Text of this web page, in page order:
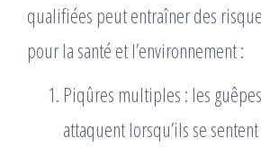
qualifiées peut entraîner des
pour la santé et l’environnement :
Piqûres multiples : les
attaquent lorsqu’ils se